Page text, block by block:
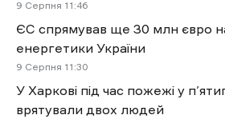
9 Cерпня 11:46
ЄС спрямував ще 30 млн євро
енергетики України
9 Cерпня 11:30
У Харкові під час пожежі у
врятували двох людей